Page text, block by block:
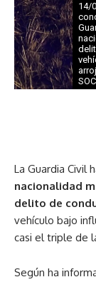
14/
La Guardia Civil
nacionalidad
delito de
vehículo bajo
casi el triple de
Según ha